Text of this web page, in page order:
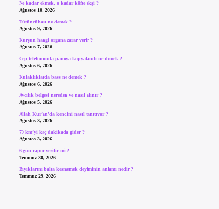
Ne kadar ekmek, o kadar köfte ekşi ?
Ağustos 10, 2026
Tütüncübaşı ne demek ?
Ağustos 9, 2026
Kurşun hangi organa zarar verir ?
Ağustos 7, 2026
Cep telefonunda panoya kopyalandı ne demek ?
Ağustos 6, 2026
Kulaklıklarda bass ne demek ?
Ağustos 6, 2026
Avcılık belgesi nereden ve nasıl alınır ?
Ağustos 5, 2026
Allah Kur’an’da kendini nasıl tanıtıyor ?
Ağustos 3, 2026
70 km’yi kaç dakikada gider ?
Ağustos 3, 2026
6 gün rapor verilir mi ?
Temmuz 30, 2026
Bıyıklarını balta kesmemek deyiminin anlamı nedir ?
Temmuz 29, 2026